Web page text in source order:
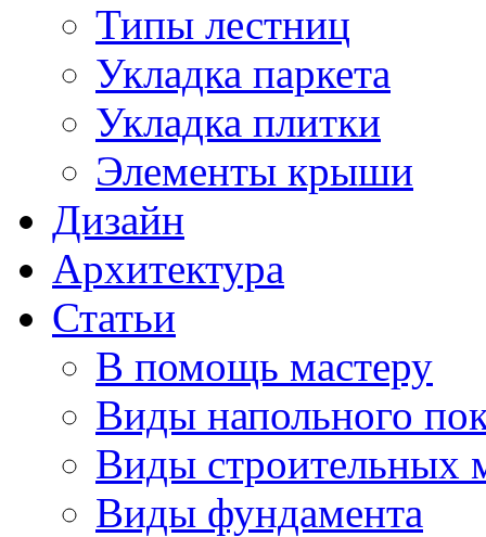
Типы лестниц
Укладка паркета
Укладка плитки
Элементы крыши
Дизайн
Архитектура
Статьи
В помощь мастеру
Виды напольного
Виды строительных
Виды фундамента